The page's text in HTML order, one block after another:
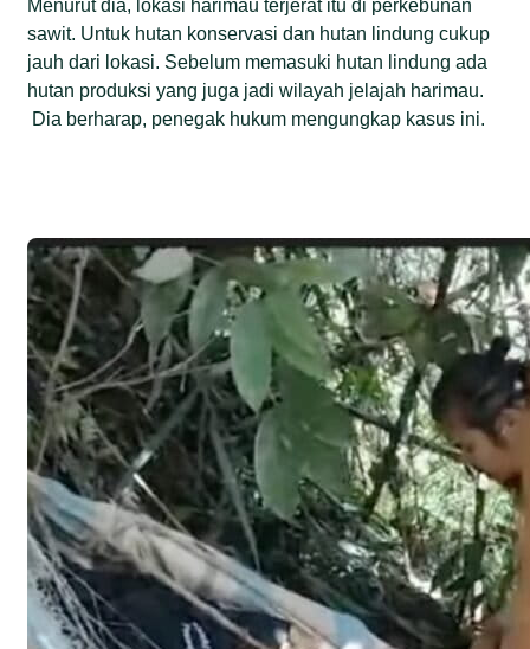
Menurut dia, lokasi harimau terjerat itu di perkebunan
sawit. Untuk hutan konservasi dan hutan lindung cukup
jauh dari lokasi. Sebelum memasuki hutan lindung ada
hutan produksi yang juga jadi wilayah jelajah harimau.
Dia berharap, penegak hukum mengungkap kasus ini.